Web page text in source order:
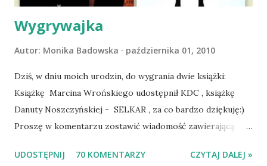
Dopier...
Wygrywajka
Autor: Monika Badowska października 01, 2010
Dziś, w dniu moich urodzin, do wygrania dwie książki:
Książkę Marcina Wrońskiego udostępnił KDC , książkę
Danuty Noszczyńskiej - SELKAR , za co bardzo dziękuję:)
Proszę w komentarzu zostawić wiadomość zawierającą
Losowanie odbędzie się w niedzielę o 8:00. Zapraszam
UDOSTĘPNIJ 70 KOMENTARZY CZYTAJ DALEJ »